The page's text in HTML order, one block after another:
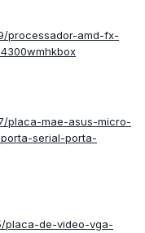
processador-amd-fx-
placa-mae-asus-micro-
serial-porta-
placa-de-video-vga-